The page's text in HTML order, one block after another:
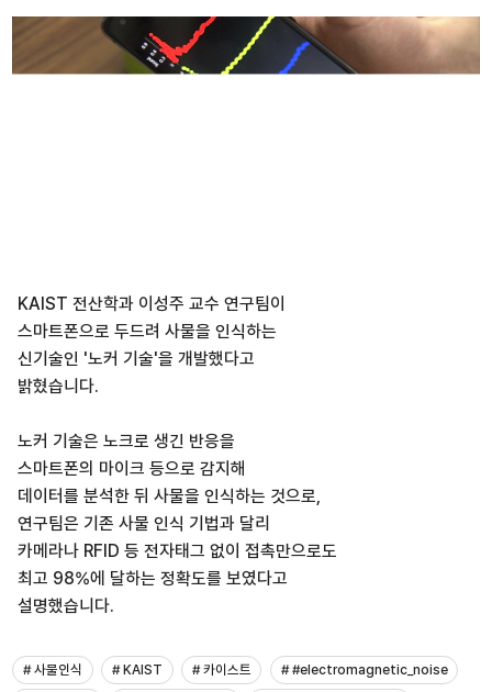
KAIST 전산학과 이성주 교수 연구팀이
스마트폰으로 두드려 사물을 인식하는
신기술인 '노커 기술'을 개발했다고
밝혔습니다.
노커 기술은 노크로 생긴 반응을
스마트폰의 마이크 등으로 감지해
데이터를 분석한 뒤 사물을 인식하는 것으로,
연구팀은 기존 사물 인식 기법과 달리
카메라나 RFID 등 전자태그 없이 접촉만으로도
최고 98%에 달하는 정확도를 보였다고
설명했습니다.
# 사물인식 # KAIST # 카이스트
# #electromagnetic_noise